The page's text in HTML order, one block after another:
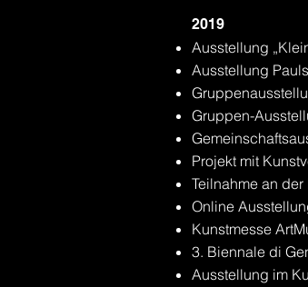
2019
Ausstellung
Ausstellung
Gruppen-
Projekt mit
Teilnahme an
Online
Kunstmesse
3. Biennale di
Ausstellung im